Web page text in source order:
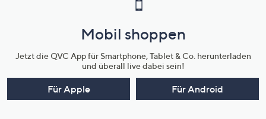
Mobil shoppen
Jetzt die QVC App für Smartphone, Tablet & Co. herunterladen
und überall live dabei sein!
Für Apple Für Android